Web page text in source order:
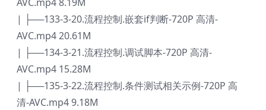
| ├──133-3-20.流程控制.嵌套if判断-720P 高清-
AVC.mp4 20.61M
| ├──134-3-21.流程控制.调试脚本-720P 高清-
AVC.mp4 15.28M
| ├──135-3-22.流程控制.条件测试相关示例-720P 高
清-AVC.mp4 9.18M